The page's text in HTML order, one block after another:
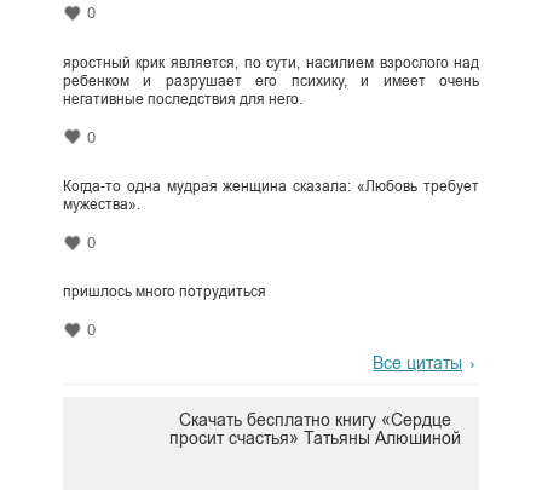
0
яростный крик является, по сути, насилием взрослого над
ребенком и разрушает его психику, и имеет очень
негативные последствия для него.
0
Когда-то одна мудрая женщина сказала: «Любовь требует
мужества».
0
пришлось много потрудиться
0
Все цитаты
Скачать бесплатно книгу «Сердце
просит счастья» Татьяны Алюшиной